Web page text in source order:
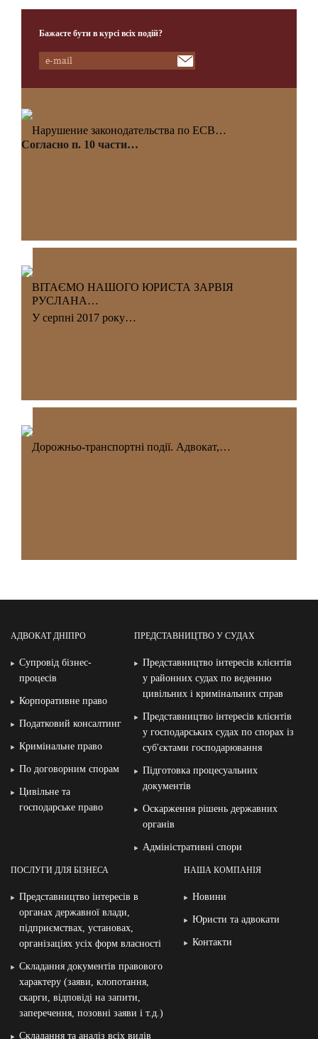
Бажаєте бути в курсі всіх подій?
Нарушение законодательства по ЕСВ…
Согласно п. 10 части…
ВІТАЄМО НАШОГО ЮРИСТА ЗАРВІЯ
РУСЛАНА…
У серпні 2017 року…
Дорожньо-транспортні події. Адвокат,…
АДВОКАТ ДНІПРО
Супровід бізнес-
процесів
Корпоративне право
Податковий консалтинг
Кримінальне право
По договорним спорам
Цивільне та
господарське право
ПРЕДСТАВНИЦТВО У СУДАХ
Представництво інтересів клієнтів
у районних судах по веденню
цивільних і кримінальних справ
Представництво інтересів клієнтів
у господарських судах по спорах із
суб′єктами господарювання
Підготовка процесуальних
документів
Оскарження рішень державних
органів
Адміністративні спори
ПОСЛУГИ ДЛЯ БІЗНЕСА
Представництво інтересів в
органах державної влади,
підприємствах, установах,
організаціях усіх форм власності
Складання документів правового
характеру (заяви, клопотання,
скарги, відповіді на запити,
заперечення, позовні заяви і т.д.)
Складання та аналіз всіх видів
НАША КОМПАНІЯ
Новини
Юристи та адвокати
Контакти